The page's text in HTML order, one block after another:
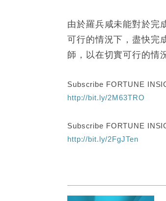
由於羅兵咸未能對於完
可行的情況下，盡快完
師，以在切實可行的情
Subscribe FORTUNE
http://bit.ly/2M63TRO
Subscribe FORTUNE
http://bit.ly/2FgJTen